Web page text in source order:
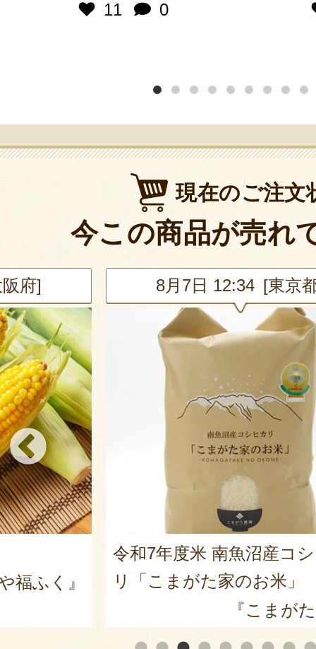
11 0
現在のご注文
今この商品が売れ
府]
福ふく』
8月7日 12:34 [東京
令和7年度米 南魚沼産コ
リ「こまがた家のお米」
『こまが